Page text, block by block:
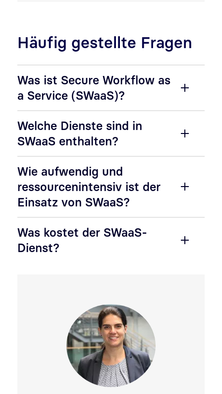
Häufig gestellte Fragen
Was ist Secure Workflow as
a Service (SWaaS)?
Welche Dienste sind in
SWaaS enthalten?
Wie aufwendig und
ressourcenintensiv ist der
Einsatz von SWaaS?
Was kostet der SWaaS-
Dienst?